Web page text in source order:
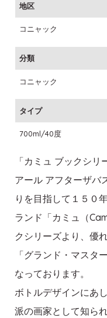
地区
コニャック
分類
コニャック
タイプ
700ml/40度
「カミュ ブックシ
アール アフターザバ
りを目指して１５０
ランド「カミュ（
クシリーズより、優
「グランド・マスタ
なっております。
ボトルデザインにあ
派の画家として知ら